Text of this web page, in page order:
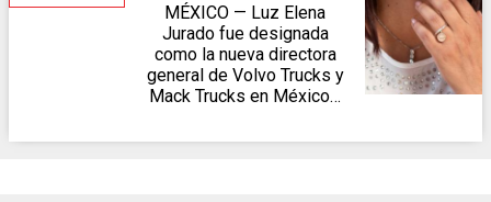
MÉXICO — Luz Elena
Jurado fue designada
como la nueva directora
general de Volvo Trucks y
Mack Trucks en México…